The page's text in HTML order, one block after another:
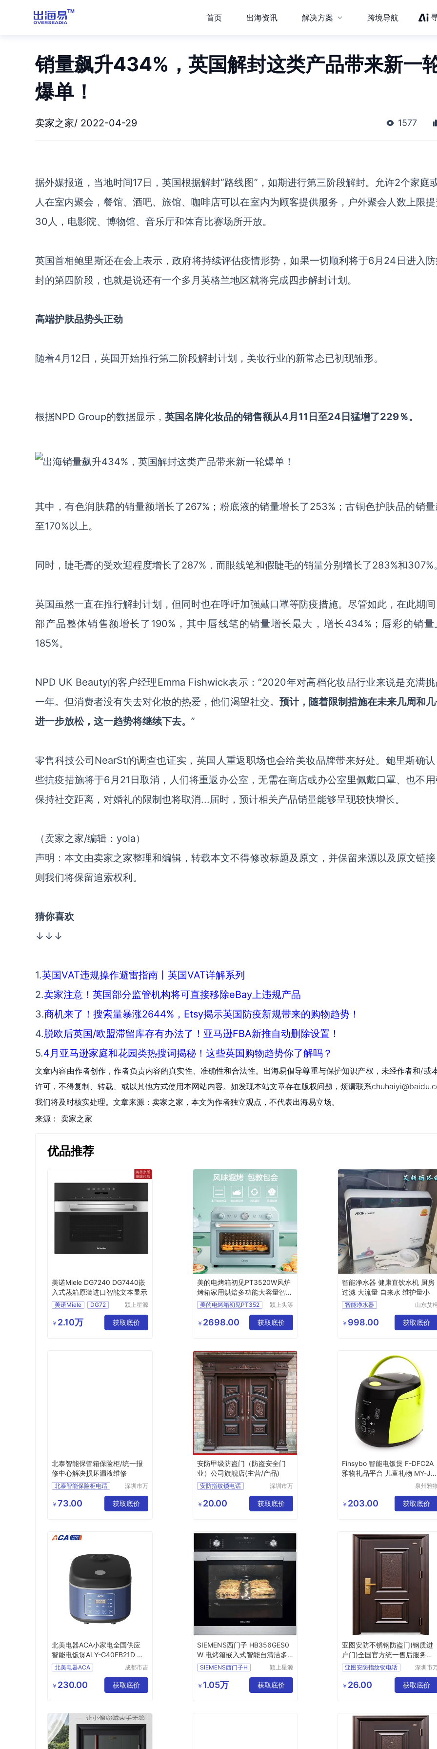
首页 出海资讯 解决方案 跨境导航
销量飙升434%，英国解封这类产品带来新一
爆单！
卖家之家/ 2022-04-29 1577
据外媒报道，当地时间17日，英国根据解封“路线图”，如期进行第三阶段解封。允许2个家庭
人在室内聚会，餐馆、酒吧、旅馆、咖啡店可以在室内为顾客提供服务，户外聚会人数上限
30人，电影院、博物馆、音乐厅和体育比赛场所开放。
英国首相鲍里斯还在会上表示，政府将持续评估疫情形势，如果一切顺利将于6月24日进入
封的第四阶段，也就是说还有一个多月英格兰地区就将完成四步解封计划。
高端护肤品势头正劲
随着4月12日，英国开始推行第二阶段解封计划，美妆行业的新常态已初现雏形。
根据NPD Group的数据显示， 英国名牌化妆品的销售额从4月11日至24日猛增了229％。
其中，有色润肤霜的销量额增长了267%；粉底液的销量增长了253%；古铜色护肤品的销
至170%以上。
同时，睫毛膏的受欢迎程度增长了287%，而眼线笔和假睫毛的销量分别增长了283%和307%
英国虽然一直在推行解封计划，但同时也在呼吁加强戴口罩等防疫措施。尽管如此，在此期
部产品整体销售额增长了190%，其中唇线笔的销量增长最大，增长434%；唇彩的销量
185%。
NPD UK Beauty的客户经理Emma Fishwick表示：“2020年对高档化妆品行业来说是充满
一年。但消费者没有失去对化妆的热爱，他们渴望社交。 预计，随着限制措施在未来几周和
进一步放松，这一趋势将继续下去。 ”
零售科技公司NearSt的调查也证实，英国人重返职场也会给美妆品牌带来好处。鲍里斯确
些抗疫措施将于6月21日取消，人们将重返办公室，无需在商店或办公室里佩戴口罩、也不
保持社交距离，对婚礼的限制也将取消...届时，预计相关产品销量能够呈现较快增长。
（卖家之家/编辑：yola）
声明：本文由卖家之家整理和编辑，转载本文不得修改标题及原文，并保留来源以及原文链
则我们将保留追索权利。
猜你喜欢
↓↓↓
1.英国VAT违规操作避雷指南丨英国VAT详解系列
2.卖家注意！英国部分监管机构将可直接移除eBay上违规产品
3.商机来了！搜索量暴涨2644%，Etsy揭示英国防疫新规带来的购物趋势！
4.脱欧后英国/欧盟滞留库存有办法了！亚马逊FBA新推自动删除设置！
5.4月亚马逊家庭和花园类热搜词揭秘！这些英国购物趋势你了解吗？
文章内容由作者创作，作者负责内容的真实性、准确性和合法性。出海易倡导尊重与保护知识产权，未经作者和/或
许可，不得复制、转载、或以其他方式使用本网站内容。如发现本站文章存在版权问题，烦请联系
我们将及时核实处理。文章来源：卖家之家，本文为作者独立观点，不代表出海易立场。
来源： 卖家之家
优品推荐
美诺Miele DG7240 DG7440嵌
入式蒸箱原装进口智能文本显示
美诺Miele DG72
颍上星源
有限公司
￥ 2.10万 获取底价
美的电烤箱初见PT3520W风炉
烤箱家用烘焙多功能大容量智能
家电
美的电烤箱初见PT352
颍上头等
展有限公
司
￥ 2698.00 获取底价
智能净水器 健康直饮水机 厨房
过滤 大流量 自来水 维护量小
智能净水器
净水器
山东艾
技有限
司
￥ 998.00 获取底价
北泰智能保管箱保险柜/统一报
修中心解决损坏漏液维修
北泰智能保险柜电话
北泰智能保险柜公司
北泰智能保险柜厂家
北泰智能保险箱售后
深圳市万
务有限公
司
￥ 73.00 获取底价
安防甲级防盗门（防盗安全门
业）公司旗舰店(主营/产品)
安防指纹锁电话
安防智能锁厂家
深圳市万
务有限公
司
￥ 20.00 获取底价
Finsybo 智能电饭煲 F-DFC2A
雅物礼品平台 儿童礼物 MY-JJ
泉州雅
公司
￥ 203.00 获取底价
北美电器ACA小家电全国供应
智能电饭煲ALY-G40FB21D 公
司福利品
北美电器ACA
智能电饭煲
成都市吉
技有限公
司
￥ 230.00 获取底价
SIEMENS西门子 HB356GES0
W 电烤箱嵌入式智能自清洁多
功能全自动
SIEMENS西门子H
颍上星源
有限公司
￥ 1.05万 获取底价
亚图安防不锈钢防盗门(钢质进
户门)全国官方统一售后服务热
线号码
亚图安防指纹锁电话
亚图安防指纹锁公司
亚图安防智能锁厂家
亚图安防智能锁售后
深圳市
务有限
司
￥ 26.00 获取底价